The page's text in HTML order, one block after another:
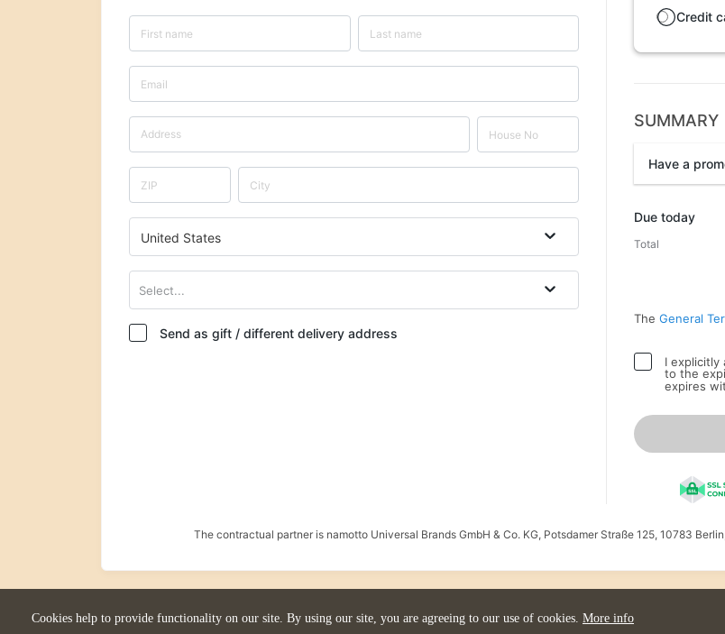
United States
Select...
Send as gift / different delivery address
Credit
SUMMARY
Have a
Due today
Total
The General
I
to the
expires
The contractual partner is namotto Universal Brands GmbH & Co. KG, Potsdamer Straße 125, 10783
Cookies help to provide functionality on our site. By using our site, you are agreeing to our use of cookies. More info